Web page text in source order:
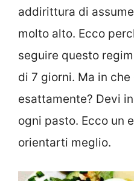
addirittura di
molto alto. Ecco
seguire questo
di 7 giorni. Ma in
esattamente? Devi
ogni pasto. Ecco un
orientarti meglio.